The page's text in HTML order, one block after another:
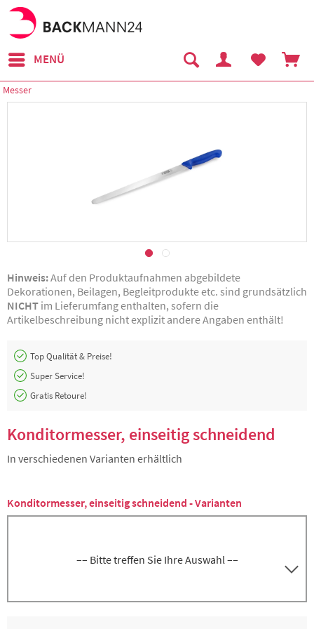
MENÜ
Messer
Hinweis:Auf den Produktaufnahmen abgebildete
Dekorationen, Beilagen, Begleitprodukte etc. sind grundsätzlich
NICHT im Lieferumfang enthalten, sofern die
Artikelbeschreibung nicht explizit andere Angaben enthält!
Top Qualität & Preise!
Super Service!
Gratis Retoure!
Konditormesser, einseitig schneidend
In verschiedenen Varianten erhältlich
Konditormesser, einseitig schneidend - Varianten
–– Bitte treffen Sie Ihre Auswahl ––